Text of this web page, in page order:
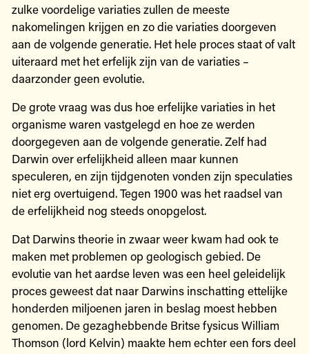
zulke voordelige variaties zullen de meeste
nakomelingen krijgen en zo die variaties doorgeven
aan de volgende generatie. Het hele proces staat of valt
uiteraard met het erfelijk zijn van de variaties –
daarzonder geen evolutie.
De grote vraag was dus hoe erfelijke variaties in het
organisme waren vastgelegd en hoe ze werden
doorgegeven aan de volgende generatie. Zelf had
Darwin over erfelijkheid alleen maar kunnen
speculeren, en zijn tijdgenoten vonden zijn speculaties
niet erg overtuigend. Tegen 1900 was het raadsel van
de erfelijkheid nog steeds onopgelost.
Dat Darwins theorie in zwaar weer kwam had ook te
maken met problemen op geologisch gebied. De
evolutie van het aardse leven was een heel geleidelijk
proces geweest dat naar Darwins inschatting ettelijke
honderden miljoenen jaren in beslag moest hebben
genomen. De gezaghebbende Britse fysicus William
Thomson (lord Kelvin) maakte hem echter een fors deel